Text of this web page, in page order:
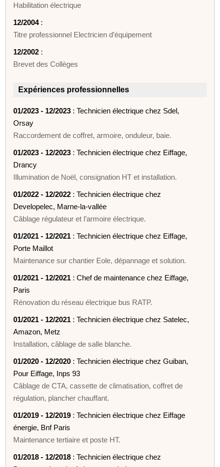
Habilitation électrique
12/2004:
Titre professionnel Electricien d’équipement
12/2002 :
Brevet des Collèges
Expériences professionnelles
01/2023 - 12/2023 : Technicien électrique chez Sdel,
Orsay
Raccordement de coffret, armoire, onduleur, baie.
01/2023 - 12/2023 : Technicien électrique chez Eiffage,
Drancy
Illumination de Noël, consignation HT et installation.
01/2022 - 12/2022 : Technicien électrique chez
Developelec, Marne-la-vallée
Câblage régulateur et l’armoire électrique.
01/2021 - 12/2021 : Technicien électrique chez Eiffage,
Porte Maillot
Maintenance sur chantier Eole, dépannage et solution.
01/2021 - 12/2021 : Chef de maintenance chez Eiffage,
Paris
Rénovation du réseau électrique bus RATP.
01/2021 - 12/2021 : Technicien électrique chez Satelec,
Amazon, Metz
Installation, câblage de salle blanche.
01/2020 - 12/2020 : Technicien électrique chez Guiban,
Pour Eiffage, Inps 93
Câblage de CTA, cassette de climatisation, coffret de
régulation, plancher chauffant.
01/2019 - 12/2019 : Technicien électrique chez Eiffage
énergie, Bnf Paris
Maintenance tertiaire et poste HT.
01/2018 - 12/2018 : Technicien électrique chez